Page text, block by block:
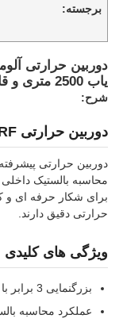
برجسته:
یاب 2500 متری و قابلیت محاسبه بالستیک
شرح:
دوربین حرارتی Sytong XM06-50LRF
برای شکار حرفه ای و
حرارتی دقیق دارند.
ویژگی های کلیدی
بزرگنمایی 3 برابر با زوم اپتیکال پایه 2.5 برابر
عملکرد محاسبه